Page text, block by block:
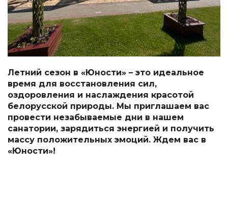
Летний сезон в «Юности» – это идеальное
время для восстановления сил,
оздоровления и наслаждения красотой
белорусской природы. Мы приглашаем вас
провести незабываемые дни в нашем
санатории, зарядиться энергией и получить
массу положительных эмоций. Ждем вас в
«Юности»!